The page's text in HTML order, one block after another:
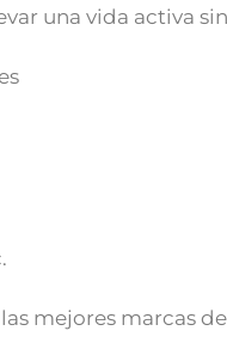
una vida activa
mejores marcas de